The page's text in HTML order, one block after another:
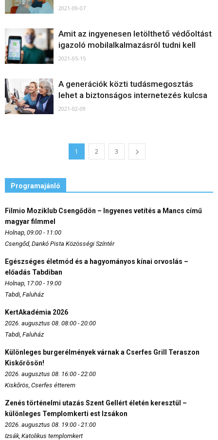
2021-09-07
Amit az ingyenesen letölthető védőoltást
igazoló mobilalkalmazásról tudni kell
2021-05-15
A generációk közti tudásmegosztás
lehet a biztonságos internetezés kulcsa
2021-02-09
1 2 3
Programajánló
Filmio Moziklub Csengődön – Ingyenes vetítés a Mancs című
magyar filmmel
Holnap, 09:00 - 11:00
Csengőd, Dankó Pista Közösségi Színtér
Egészséges életmód és a hagyományos kínai orvoslás –
előadás Tabdiban
Holnap, 17:00 - 19:00
Tabdi, Faluház
KertAkadémia 2026
2026. augusztus 08. 08:00 - 20:00
Tabdi, Faluház
Különleges burgerélmények várnak a Cserfes Grill Teraszon
Kiskőrösön!
2026. augusztus 08. 16:00 - 22:00
Kiskőrös, Cserfes étterem
Zenés történelmi utazás Szent Gellért életén keresztül –
különleges Templomkerti est Izsákon
2026. augusztus 08. 19:00 - 21:00
Izsák, Katolikus templomkert